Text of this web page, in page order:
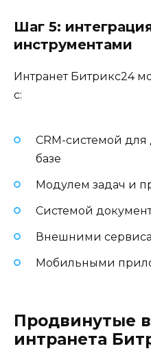
Шаг 5:
инструментами
Интранет Битрикс24
с:
CRM-системой для
базе
Модулем задач и
Системой
Внешними
Мобильными
Продвинутые
интранета